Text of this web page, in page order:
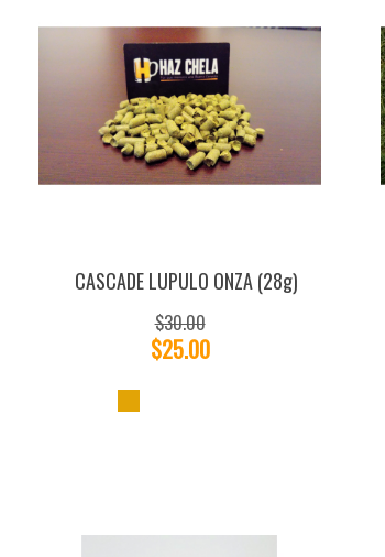
CASCADE LUPULO ONZA (28g)
$30.00
$25.00